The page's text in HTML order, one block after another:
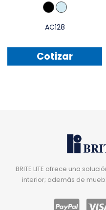
AC128
Cotizar
BRITE LITE ofrece una
interior; además de